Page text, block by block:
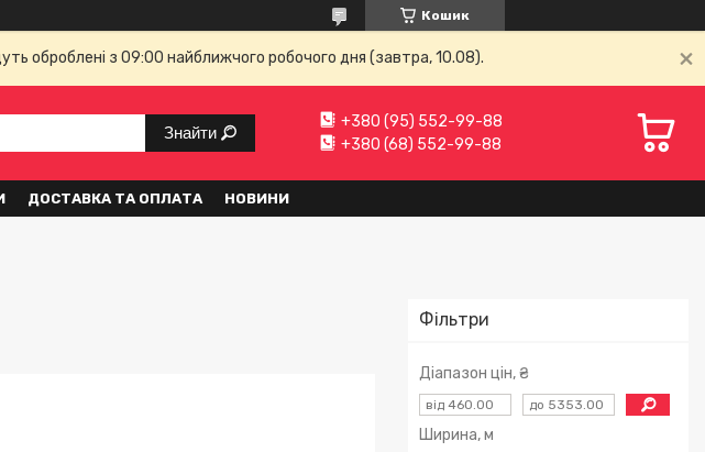
Кошик
оброблені з 09:00 найближчого робочого дня (завтра, 10.08).
Знайти
+380 (95) 552-99-88
+380 (68) 552-99-88
ДОСТАВКА ТА ОПЛАТА НОВИНИ
Фільтри
Діапазон цін, ₴
Ширина, м